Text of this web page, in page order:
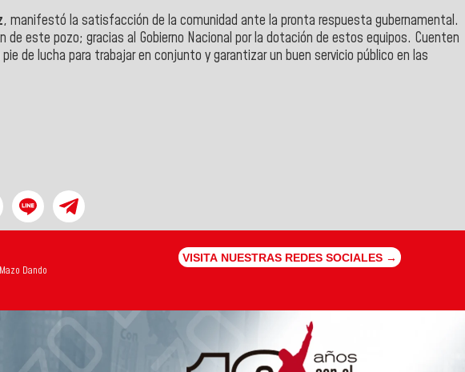
, manifestó la satisfacción de la comunidad ante la pronta respuesta gubernamental.
este pozo; gracias al Gobierno Nacional por la dotación de estos equipos. Cuenten
de lucha para trabajar en conjunto y garantizar un buen servicio público en las
Dando
VISITA NUESTRAS REDES SOCIALES →